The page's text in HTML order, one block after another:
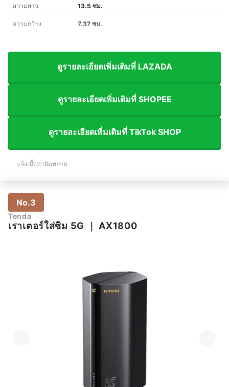
ความยาว 13.5 ซม.
ความกว้าง 7.37 ซม.
ดูรายละเอียดเพิ่มเติมที่ LAZADA
ดูรายละเอียดเพิ่มเติมที่ SHOPEE
ดูรายละเอียดเพิ่มเติมที่ TikTok SHOP
แจ้งเนื้อหาผิดพลาด
No.3
Tenda
เราเตอร์ใส่ซิม 5G ｜ AX1800